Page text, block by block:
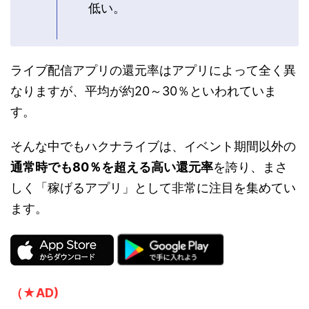
低い。
ライブ配信アプリの還元率はアプリによって全く異
なりますが、平均が約20～30％といわれていま
す。
そんな中でもハクナライブは、イベント期間以外の
通常時でも80％を超える高い還元率を誇り、まさ
しく「稼げるアプリ」として非常に注目を集めてい
ます。
（★AD)